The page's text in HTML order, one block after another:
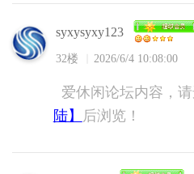
syxysyxy123
32楼 2026/6/4 10:08:00
爱休闲论坛内容，
陆】
后浏览！